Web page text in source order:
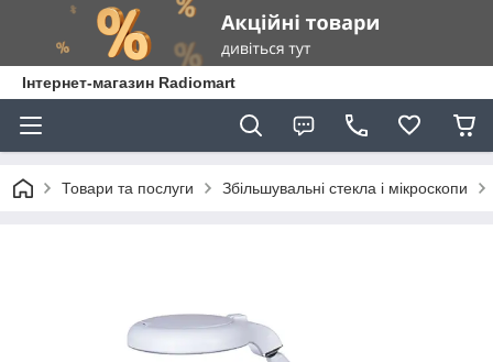
Інтернет-магазин Radiomart
Товари та послуги Збільшувальні стекла і мікроскопи